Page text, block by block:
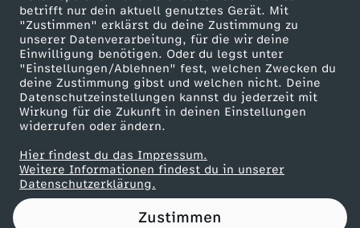
betrifft nur dein aktuell genutztes Gerät. Mit
"Zustimmen" erklärst du deine Zustimmung zu
unserer Datenverarbeitung, für die wir deine
Einwilligung benötigen. Oder du legst unter
"Einstellungen/Ablehnen" fest, welchen Zwecken du
deine Zustimmung gibst und welchen nicht. Deine
Datenschutzeinstellungen kannst du jederzeit mit
Wirkung für die Zukunft in deinen Einstellungen
widerrufen oder ändern.
Hier findest du das Impressum.
Weitere Informationen findest du in unserer
Datenschutzerklärung.
Zustimmen
"
E
s
g
i
b
Werbefernsehen
Mainzelmännchen
Partner